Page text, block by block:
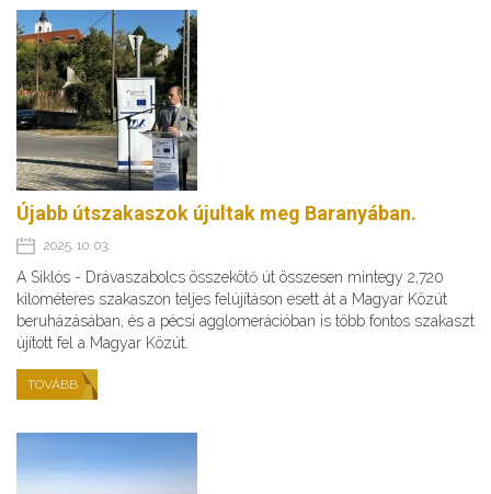
Újabb útszakaszok újultak meg Baranyában.
2025. 10. 03.
A Siklós - Drávaszabolcs összekötő út összesen mintegy 2,720
kilométeres szakaszon teljes felújításon esett át a Magyar Közút
beruházásában, és a pécsi agglomerációban is több fontos szakaszt
újított fel a Magyar Közút.
TOVÁBB